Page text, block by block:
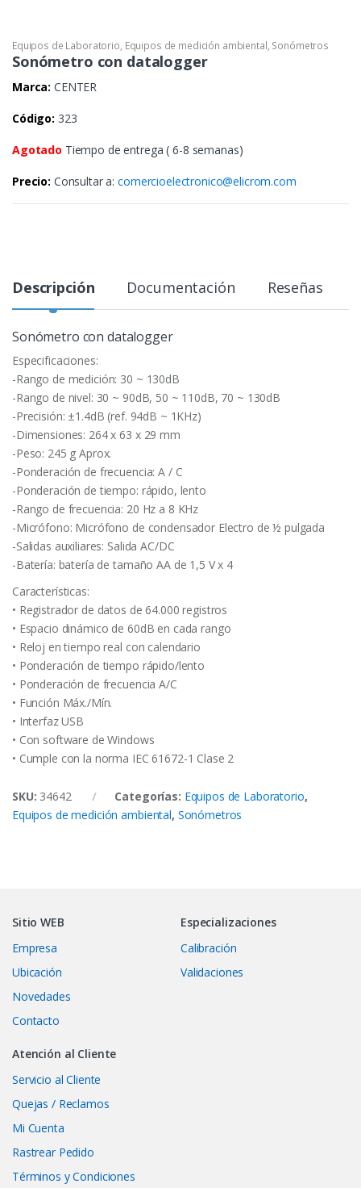
Equipos de Laboratorio, Equipos de medición ambiental, Sonómetros
Sonómetro con datalogger
Marca: CENTER
Código: 323
Agotado Tiempo de entrega ( 6-8 semanas)
Precio: Consultar a:comercioelectronico@elicrom.com
Descripción Documentación Reseñas
Sonómetro con datalogger
Especificaciones:
-Rango de medición: 30 ~ 130dB
-Rango de nivel: 30 ~ 90dB, 50 ~ 110dB, 70 ~ 130dB
-Precisión: ±1.4dB (ref. 94dB ~ 1KHz)
-Dimensiones: 264 x 63 x 29 mm
-Peso: 245 g Aprox.
-Ponderación de frecuencia: A / C
-Ponderación de tiempo: rápido, lento
-Rango de frecuencia: 20 Hz a 8 KHz
-Micrófono: Micrófono de condensador Electro de ½ pulgada
-Salidas auxiliares: Salida AC/DC
-Batería: batería de tamaño AA de 1,5 V x 4
Características:
• Registrador de datos de 64.000 registros
• Espacio dinámico de 60dB en cada rango
• Reloj en tiempo real con calendario
• Ponderación de tiempo rápido/lento
• Ponderación de frecuencia A/C
• Función Máx./Mín.
• Interfaz USB
• Con software de Windows
• Cumple con la norma IEC 61672-1 Clase 2
SKU: 34642 Categorías: Equipos de Laboratorio,
Equipos de medición ambiental, Sonómetros
Sitio WEB
Empresa
Ubicación
Novedades
Contacto
Especializaciones
Calibración
Validaciones
Atención al Cliente
Servicio al Cliente
Quejas / Reclamos
Mi Cuenta
Rastrear Pedido
Términos y Condiciones